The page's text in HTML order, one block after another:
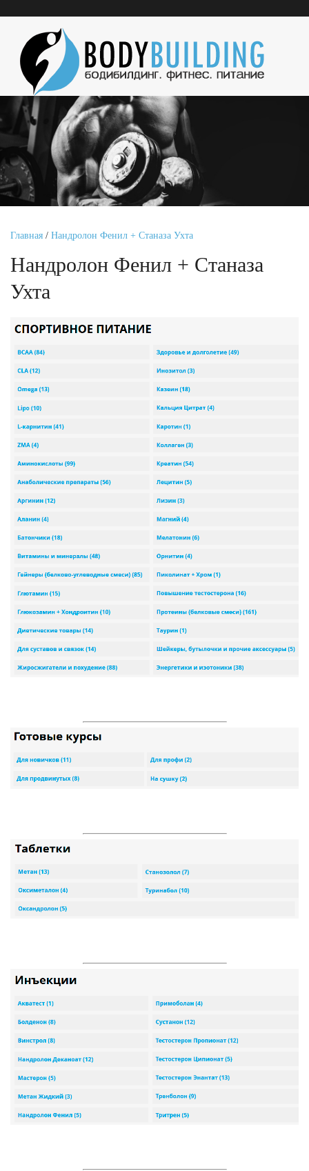
Главная / Нандролон Фенил + Станаза Ухта
Нандролон Фенил + Станаза
Ухта